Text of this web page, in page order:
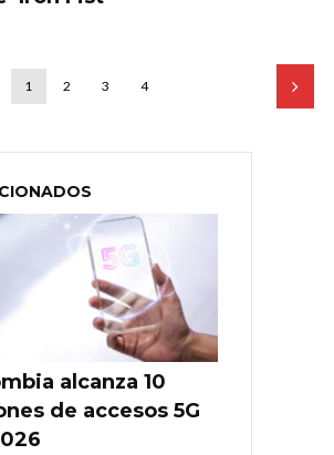
1 2 3 4
alcanza 10
de accesos 5G